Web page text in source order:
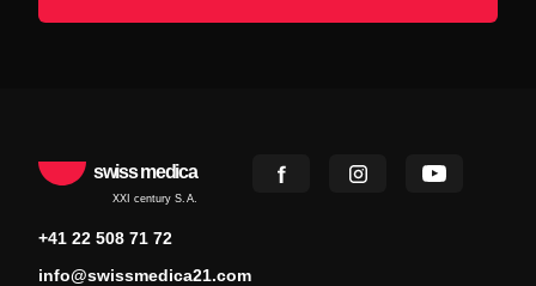
swiss medica
XXI century S.A.
+41 22 508 71 72
info@swissmedica21.com